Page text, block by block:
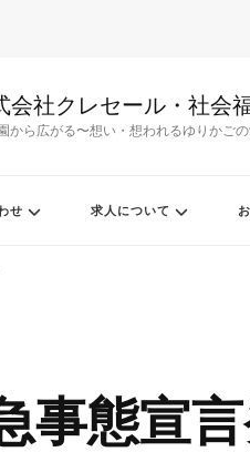
会社クレセール・社会
から広がる〜想い・想われるゆりかご
せ 求人について
事態宣